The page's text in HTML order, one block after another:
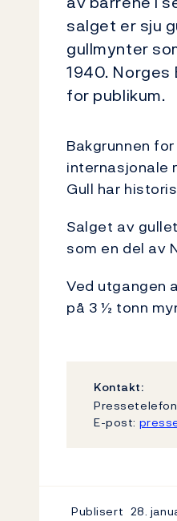
salget er sju
gullmynter
1940.
for publikum.
Bakgrunnen
internasjonale
Gull har
Salget av
som en del av
Ved utgangen
på 3 ½ tonn
Kontakt:
E-post:
Publisert 28.